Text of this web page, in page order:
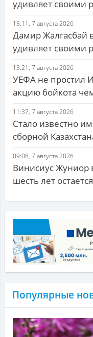
удивляет своими
15:11, 7 августа 2026
Дамир Жалгасбай
удивляет своими
13:21, 7 августа 2026
УЕФА не простил
акцию бойкота
11:37, 7 августа 2026
Стало известно
сборной
09:08, 7 августа 2026
Винисиус Жуниор
шесть лет
Популярные